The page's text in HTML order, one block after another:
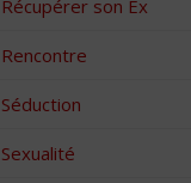
Récupérer son Ex
Rencontre
Séduction
Sexualité